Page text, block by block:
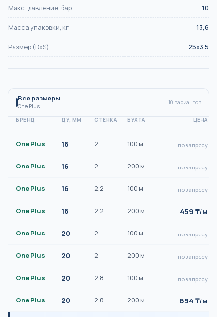
Макс. давление, бар 10
Масса упаковки, кг 13,6
Размер (DxS) 25x3.5
Все размеры
One Plus
10 вариантов
БРЕНД ДУ, ММ СТЕНКА БУХТА ЦЕНА
One Plus 16 2 100 м по запросу
One Plus 16 2 200 м по запросу
One Plus 16 2,2 100 м по запросу
One Plus 16 2,2 200 м 459₸/м
One Plus 20 2 100 м по запросу
One Plus 20 2 200 м по запросу
One Plus 20 2,8 100 м по запросу
One Plus 20 2,8 200 м 694₸/м